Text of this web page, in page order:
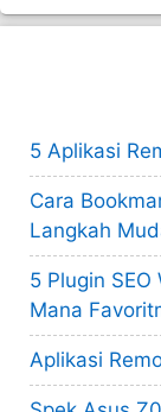
5 Aplikasi
Cara
Langkah
5 Plugin
Mana
Aplikasi